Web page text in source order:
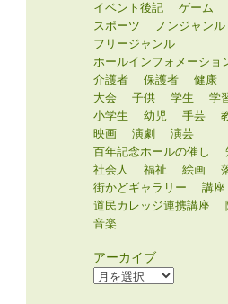
イベント後記
ゲーム
スポーツ
ノンジャンル
フリージャンル
ホールインフォメーショ
介護者
保護者 健康
大会
子供 学生 学
小学生
幼児 手芸
映画
演劇
演芸
百年記念ホールの催し
社会人
福祉 絵画
街かどギャラリー
講座
道民カレッジ連携講座
音楽
アーカイブ
ア